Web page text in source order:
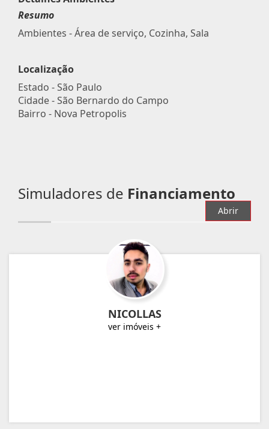
Resumo
Ambientes - Área de serviço, Cozinha, Sala
Localização
Estado -São Paulo
Cidade -São Bernardo do Campo
Bairro - Nova Petropolis
Simuladores de Financiamento
Abrir
NICOLLAS
ver imóveis +